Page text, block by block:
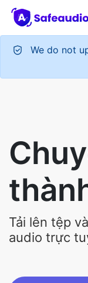
We do not
Tải lên tệp